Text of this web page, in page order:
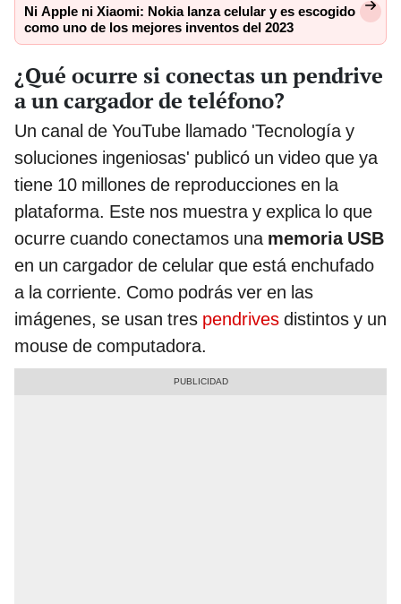
Ni Apple ni Xiaomi: Nokia lanza celular y es escogido
como uno de los mejores inventos del 2023
¿Qué ocurre si conectas un pendrive
a un cargador de teléfono?
Un canal de YouTube llamado 'Tecnología y
soluciones ingeniosas' publicó un video que ya
tiene 10 millones de reproducciones en la
plataforma. Este nos muestra y explica lo que
ocurre cuando conectamos una memoria USB
en un cargador de celular que está enchufado
a la corriente. Como podrás ver en las
imágenes, se usan tres pendrives distintos y un
mouse de computadora.